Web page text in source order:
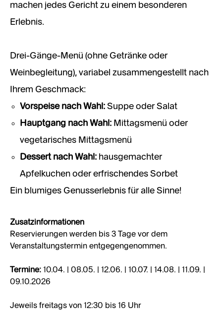
machen jedes Gericht zu einem besonderen
Erlebnis.
Drei-Gänge-Menü (ohne Getränke oder
Weinbegleitung), variabel zusammengestellt nach
Ihrem Geschmack:
Vorspeise nach Wahl: Suppe oder Salat
Hauptgang nach Wahl: Mittagsmenü oder
vegetarisches Mittagsmenü
Dessert nach Wahl: hausgemachter
Apfelkuchen oder erfrischendes Sorbet
Ein blumiges Genusserlebnis für alle Sinne!
Zusatzinformationen
Reservierungen werden bis 3 Tage vor dem
Veranstaltungstermin entgegengenommen.
Termine: 10.04. | 08.05. | 12.06. | 10.07. | 14.08. | 11.09. |
09.10.2026
Jeweils freitags von 12:30 bis 16 Uhr